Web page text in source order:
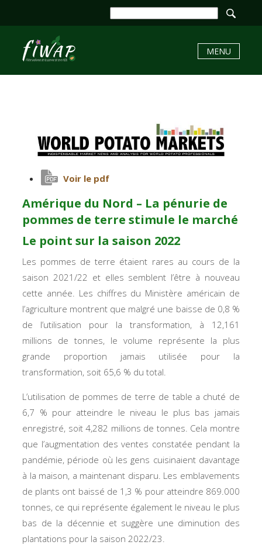
MENU
Voir le pdf
Amérique du Nord – La pénurie de
pommes de terre stimule le marché
Le point sur la saison 2022
Les pommes de terre étaient rares au cours de la
saison 2021/22 et elles semblent l’être à nouveau
cette année. Les chiffres du Ministère américain de
l’agriculture montrent que malgré une baisse de 0,8 %
de l’utilisation pour la transformation, à 12,161
millions de tonnes, le volume représente la plus
grande proportion jamais utilisée pour la
transformation, soit 65,6 % du total.
L’utilisation de pommes de terre de table a chuté de
6,7 % pour atteindre le niveau le plus bas jamais
enregistré, soit 4,282 millions de tonnes. Cela montre
que l’augmentation des ventes constatée pendant la
pandémie, période où les gens cuisinaient davantage
à la maison, a maintenant disparu. Les emblavements
de plants ont baissé de 1,3 % pour atteindre 869.000
tonnes, ce qui représente également le niveau le plus
bas de la décennie et suggère une diminution des
plantations pour la saison 2022/23.